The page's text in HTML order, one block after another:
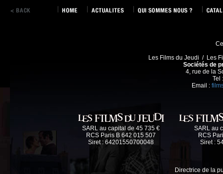
Les Films du Jeudi / Les
Sociétés de
4, rue de la
Tel
Email :
SARL au capital de 45 735 €
RCS Paris B 642 015 507
Siret : 64201550700048
SARL au
RCS
Siret :
Directrice de la